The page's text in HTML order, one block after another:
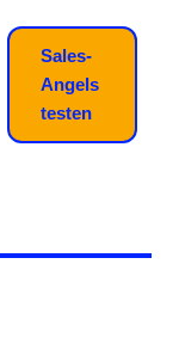
Sales-
Angels
testen